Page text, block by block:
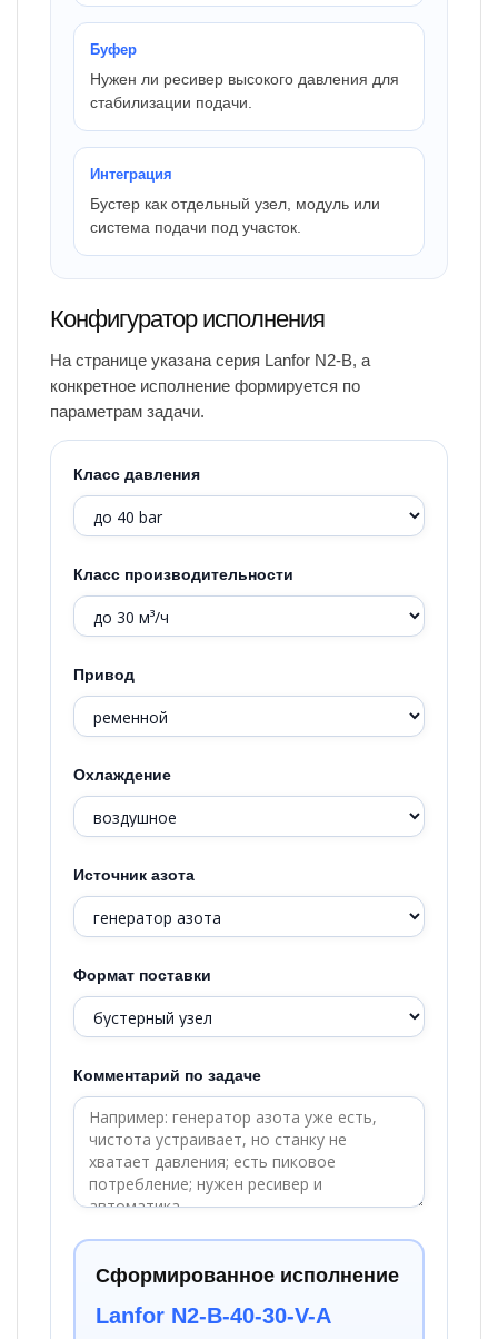
Буфер
Нужен ли ресивер высокого давления для
стабилизации подачи.
Интеграция
Бустер как отдельный узел, модуль или
система подачи под участок.
Конфигуратор исполнения
На странице указана серия Lanfor N2-B, а
конкретное исполнение формируется по
параметрам задачи.
Класс давления
Класс производительности
Привод
Охлаждение
Источник азота
Формат поставки
Комментарий по задаче
Сформированное исполнение
Lanfor N2-B-40-30-V-A